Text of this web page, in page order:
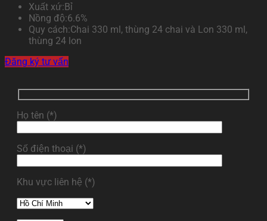
Xuất xứ:Bỉ
Nồng độ:6.6%
Quy cách:Chai 330 ml, thùng 24 chai và Lon 330 ml,
thùng 24 lon
Đăng ký tư vấn
Họ tên (*)
Số điện thoại (*)
Khu vực liên hệ (*)